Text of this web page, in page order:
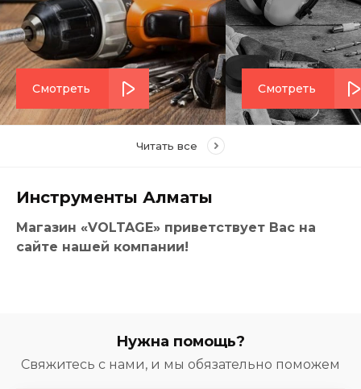
Смотреть Смотреть
Читать все
Инструменты Алматы
Магазин «VOLTAGE» приветствует Вас на
сайте нашей компании!
Нужна помощь?
Свяжитесь с нами, и мы обязательно поможем